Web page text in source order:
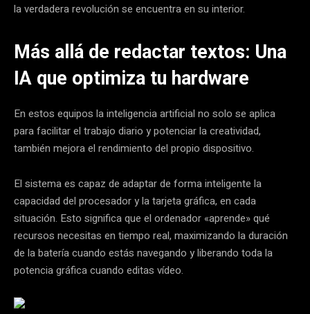
la verdadera revolución se encuentra en su interior.
Más allá de redactar textos: Una
IA que optimiza tu hardware
En estos equipos la inteligencia artificial no solo se aplica
para facilitar el trabajo diario y potenciar la creatividad,
también mejora el rendimiento del propio dispositivo.
El sistema es capaz de adaptar de forma inteligente la
capacidad del procesador y la tarjeta gráfica, en cada
situación. Esto significa que el ordenador «aprende» qué
recursos necesitas en tiempo real, maximizando la duración
de la batería cuando estás navegando y liberando toda la
potencia gráfica cuando editas vídeo.